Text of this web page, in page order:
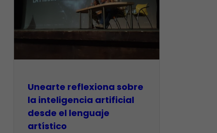
Unearte reflexiona sobre
la inteligencia artificial
desde el lenguaje
artístico